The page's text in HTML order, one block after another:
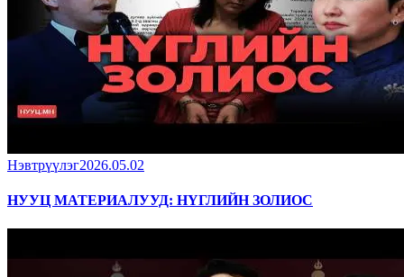
Нэвтрүүлэг2026.05.02
НУУЦ МАТЕРИАЛУУД: НҮГЛИЙН ЗОЛИОС